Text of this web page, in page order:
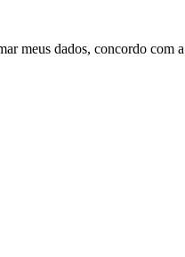
meus dados, concordo com a